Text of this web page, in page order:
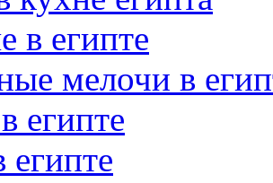
в египте
мелочи в
египте
египте